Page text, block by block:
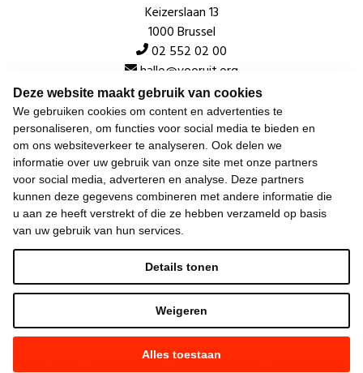
Deze website maakt gebruik van cookies
We gebruiken cookies om content en advertenties te
personaliseren, om functies voor social media te bieden en
om ons websiteverkeer te analyseren. Ook delen we
informatie over uw gebruik van onze site met onze partners
voor social media, adverteren en analyse. Deze partners
kunnen deze gegevens combineren met andere informatie die
u aan ze heeft verstrekt of die ze hebben verzameld op basis
van uw gebruik van hun services.
Alles toestaan
Weigeren
Details tonen
Keizerslaan 13
1000 Brussel
02 552 02 00
hallo@vooruit.org
Snel
Over de beweging
Algemeen
Laatste nieuws